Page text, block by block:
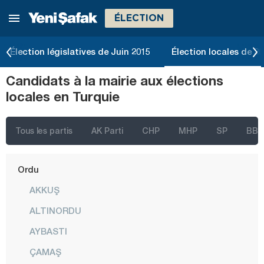
ÉLECTION
Élection législatives de Juin 2015 Élection locales de
Candidats à la mairie aux élections
locales en Turquie
Tous les partis AK Parti CHP MHP SP BBP
Manisa
Muğla
Muş
Niğde
Ordu
AKKUŞ
ALTINORDU
AYBASTI
ÇAMAŞ